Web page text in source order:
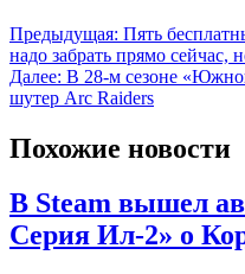
Предыдущая: Пять
надо забрать прямо сейчас,
Далее: В 28-м сезоне
шутер Arc Raiders
Похожие новости
В Steam вышел
Серия Ил-2» о